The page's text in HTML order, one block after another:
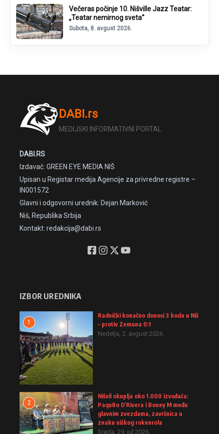
Večeras počinje 10. Nišville Jazz Teatar:
„Teatar nemirnog sveta“
Subota, 8. avgust 2026.
DABI.rs
MEDIJSKI INFORMATIVNI PORTAL
DABI.RS
Izdavač: GREEN EYE MEDIA NIŠ
Upisan u Registar medija Agencije za privredne registre –
IN001572
Glavni i odgovorni urednik: Dejan Marković
Niš, Republika Srbija
Kontakt: redakcija@dabi.rs
IZBOR UREDNIKA
1
Radnički konačno donosi 3 boda u Niš
– protiv Zemuna 0:1
Nedelja, 2. avgust 2026.
2
Nišvil okuplja oko 1.000 izvođača:
Paquito D’Rivera i Boney M među
glavnim zvezdama, završnica u
znaku niškog rokenrola
Sreda, 29. jul 2026.